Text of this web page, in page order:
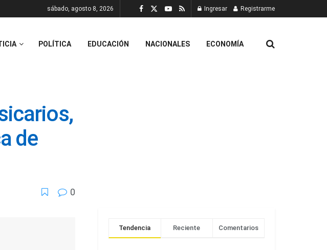
sábado, agosto 8, 2026 Ingresar Registrarme
POLÍTICA EDUCACIÓN NACIONALES ECONOMÍA
de
0
Tendencia Reciente Comentarios